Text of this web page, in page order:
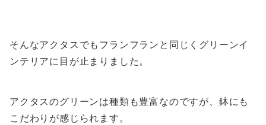
そんなアクタスでもフランフランと同じくグリーンイ
ンテリアに目が止まりました。
アクタスのグリーンは種類も豊富なのですが、鉢にも
こだわりが感じられます。